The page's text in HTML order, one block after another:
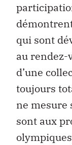
qui sont
au rendez-
d’une
toujours
ne mesure
sont aux